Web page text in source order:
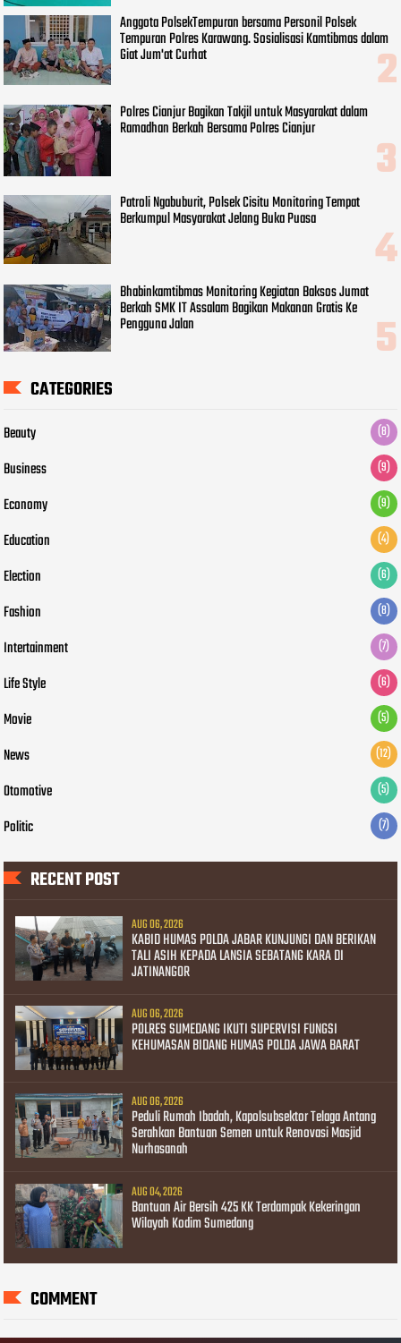
Anggota PolsekTempuran bersama Personil Polsek
Tempuran Polres Karawang. Sosialisasi Kamtibmas dalam
Giat Jum'at Curhat
Polres Cianjur Bagikan Takjil untuk Masyarakat dalam
Ramadhan Berkah Bersama Polres Cianjur
Patroli Ngabuburit, Polsek Cisitu Monitoring Tempat
Berkumpul Masyarakat Jelang Buka Puasa
Bhabinkamtibmas Monitoring Kegiatan Baksos Jumat
Berkah SMK IT Assalam Bagikan Makanan Gratis Ke
Pengguna Jalan
CATEGORIES
Beauty (8)
Business (9)
Economy (9)
Education (4)
Election (6)
Fashion (8)
Intertainment (7)
Life Style (6)
Movie (5)
News (12)
Otomotive (5)
Politic (7)
RECENT POST
AUG 06, 2026
KABID HUMAS POLDA JABAR KUNJUNGI DAN BERIKAN
TALI ASIH KEPADA LANSIA SEBATANG KARA DI
JATINANGOR
AUG 06, 2026
POLRES SUMEDANG IKUTI SUPERVISI FUNGSI
KEHUMASAN BIDANG HUMAS POLDA JAWA BARAT
AUG 06, 2026
Peduli Rumah Ibadah, Kapolsubsektor Telaga Antang
Serahkan Bantuan Semen untuk Renovasi Masjid
Nurhasanah
AUG 04, 2026
Bantuan Air Bersih 425 KK Terdampak Kekeringan
Wilayah Kodim Sumedang
COMMENT